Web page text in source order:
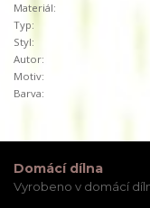
Materiál:
Typ:
Styl:
Autor:
Motiv:
Barva:
Domácí dílna
Vyrobeno v domácí